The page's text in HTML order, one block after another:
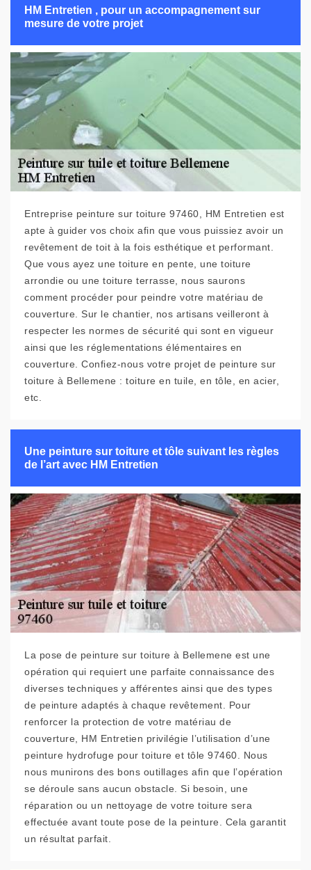
HM Entretien , pour un accompagnement sur
mesure de votre projet
Entreprise peinture sur toiture 97460, HM Entretien est
apte à guider vos choix afin que vous puissiez avoir un
revêtement de toit à la fois esthétique et performant.
Que vous ayez une toiture en pente, une toiture
arrondie ou une toiture terrasse, nous saurons
comment procéder pour peindre votre matériau de
couverture. Sur le chantier, nos artisans veilleront à
respecter les normes de sécurité qui sont en vigueur
ainsi que les réglementations élémentaires en
couverture. Confiez-nous votre projet de peinture sur
toiture à Bellemene : toiture en tuile, en tôle, en acier,
etc.
Une peinture sur toiture et tôle suivant les règles
de l’art avec HM Entretien
La pose de peinture sur toiture à Bellemene est une
opération qui requiert une parfaite connaissance des
diverses techniques y afférentes ainsi que des types
de peinture adaptés à chaque revêtement. Pour
renforcer la protection de votre matériau de
couverture, HM Entretien privilégie l’utilisation d’une
peinture hydrofuge pour toiture et tôle 97460. Nous
nous munirons des bons outillages afin que l’opération
se déroule sans aucun obstacle. Si besoin, une
réparation ou un nettoyage de votre toiture sera
effectuée avant toute pose de la peinture. Cela garantit
un résultat parfait.